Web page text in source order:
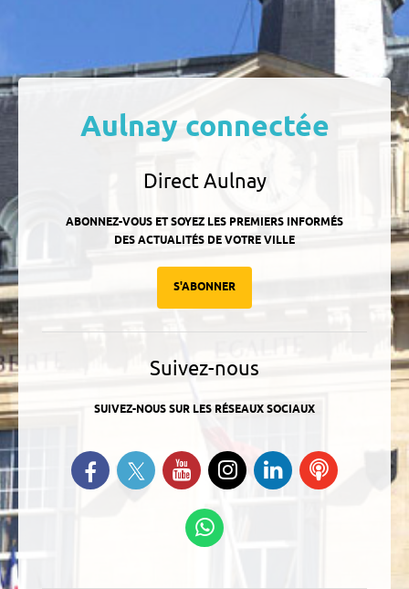
Aulnay connectée
Direct Aulnay
ABONNEZ-VOUS ET SOYEZ LES PREMIERS INFORMÉS
DES ACTUALITÉS DE VOTRE VILLE
S'ABONNER
Suivez-nous
SUIVEZ-NOUS SUR LES RÉSEAUX SOCIAUX
Retrouvez-nous sur Facebook
Suivez-nous sur Twitter
Suivez-nous sur YouTube
Suivez-nous sur
Instagram
Retrouvez-
nous sur
Ecoutez